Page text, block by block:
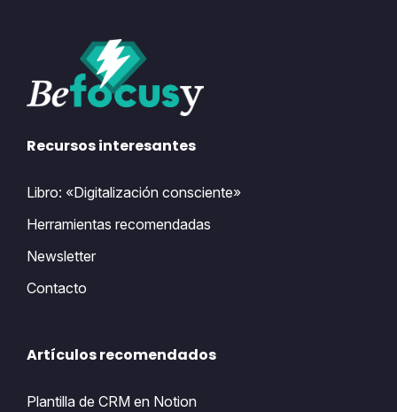
Recursos interesantes
Libro: «Digitalización consciente»
Herramientas recomendadas
Newsletter
Contacto
Artículos recomendados
Plantilla de CRM en Notion